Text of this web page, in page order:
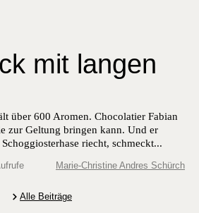
mit langen
über 600 Aromen. Chocolatier Fabian
zur Geltung bringen kann. Und er
riecht, schmeckt...
Marie-Christine Andres Schürch
Alle Beiträge